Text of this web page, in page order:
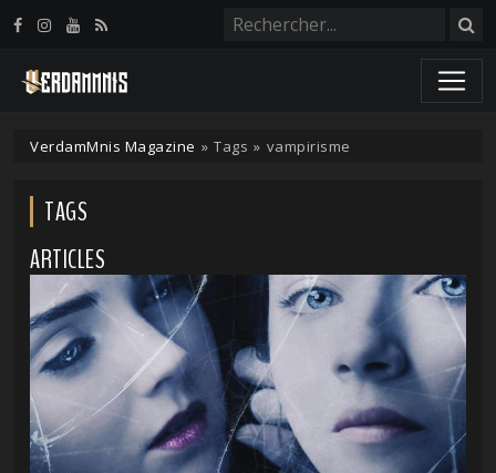
VerdamMnis Magazine » Tags » vampirisme
TAGS
ARTICLES
Panneau de gestion des cookies